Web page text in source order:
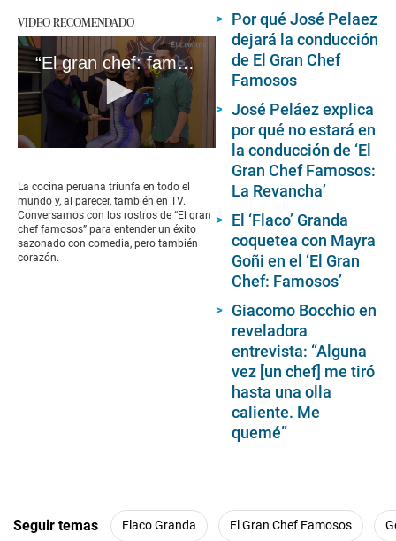
VIDEO RECOMENDADO
“El gran chef: famosos”
of
2
minutes,
38
seconds
La cocina peruana triunfa en todo el
mundo y, al parecer, también en TV.
Conversamos con los rostros de “El gran
chef famosos” para entender un éxito
sazonado con comedia, pero también
corazón.
Por qué José Pelaez
dejará la conducción
de El Gran Chef
Famosos
José Peláez explica
por qué no estará en
la conducción de ‘El
Gran Chef Famosos:
La Revancha’
El ‘Flaco’ Granda
coquetea con Mayra
Goñi en el ‘El Gran
Chef: Famosos’
Giacomo Bocchio en
reveladora
entrevista: “Alguna
vez [un chef] me tiró
hasta una olla
caliente. Me
quemé”
Seguir temas Flaco Granda El Gran Chef Famosos